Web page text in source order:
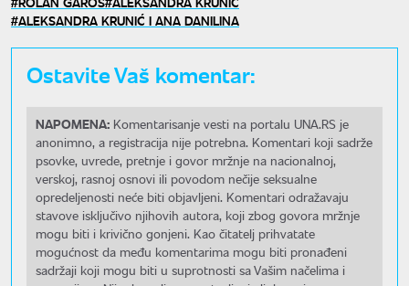
ALEKSANDRA KRUNIĆ I ANA DANILINA
Ostavite Vaš komentar:
NAPOMENA: Komentarisanje vesti na portalu UNA.RS je
anonimno, a registracija nije potrebna. Komentari koji sadrže
psovke, uvrede, pretnje i govor mržnje na nacionalnoj,
verskoj, rasnoj osnovi ili povodom nečije seksualne
opredeljenosti neće biti objavljeni. Komentari odražavaju
stavove isključivo njihovih autora, koji zbog govora mržnje
mogu biti i krivično gonjeni. Kao čitatelj prihvatate
mogućnost da među komentarima mogu biti pronađeni
sadržaji koji mogu biti u suprotnosti sa Vašim načelima i